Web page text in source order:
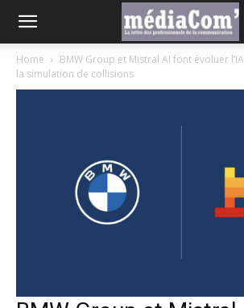
Home
BMW Group et Mistral AI font évoluer
la simulation de collisions